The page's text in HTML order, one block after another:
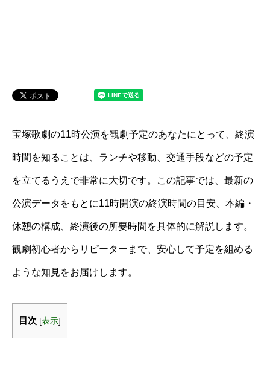
宝塚歌劇の11時公演を観劇予定のあなたにとって、終演
時間を知ることは、ランチや移動、交通手段などの予定
を立てるうえで非常に大切です。この記事では、最新の
公演データをもとに11時開演の終演時間の目安、本編・
休憩の構成、終演後の所要時間を具体的に解説します。
観劇初心者からリピーターまで、安心して予定を組める
ような知見をお届けします。
目次 [表示]